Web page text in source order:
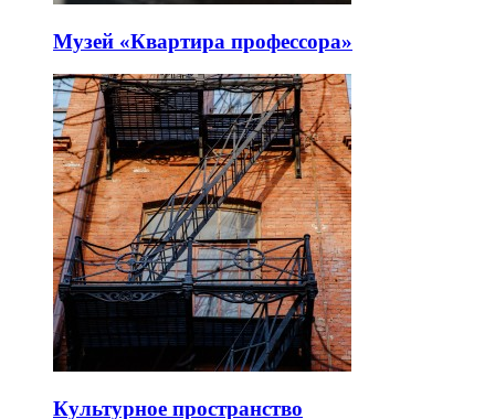
Музей «Квартира профессора»
Культурное пространство